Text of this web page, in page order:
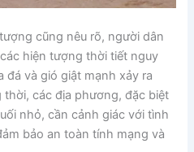
cũng nêu rõ, người dân
hiện tượng thời tiết nguy
đá và gió giật mạnh xảy ra
các địa phương, đặc biệt
nhỏ, cần cảnh giác với tình
bảo an toàn tính mạng và